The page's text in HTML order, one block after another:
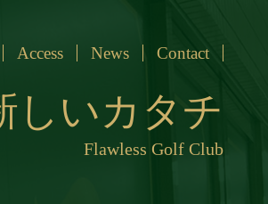
Access News Contact
しいカタチ
Flawless Golf Club